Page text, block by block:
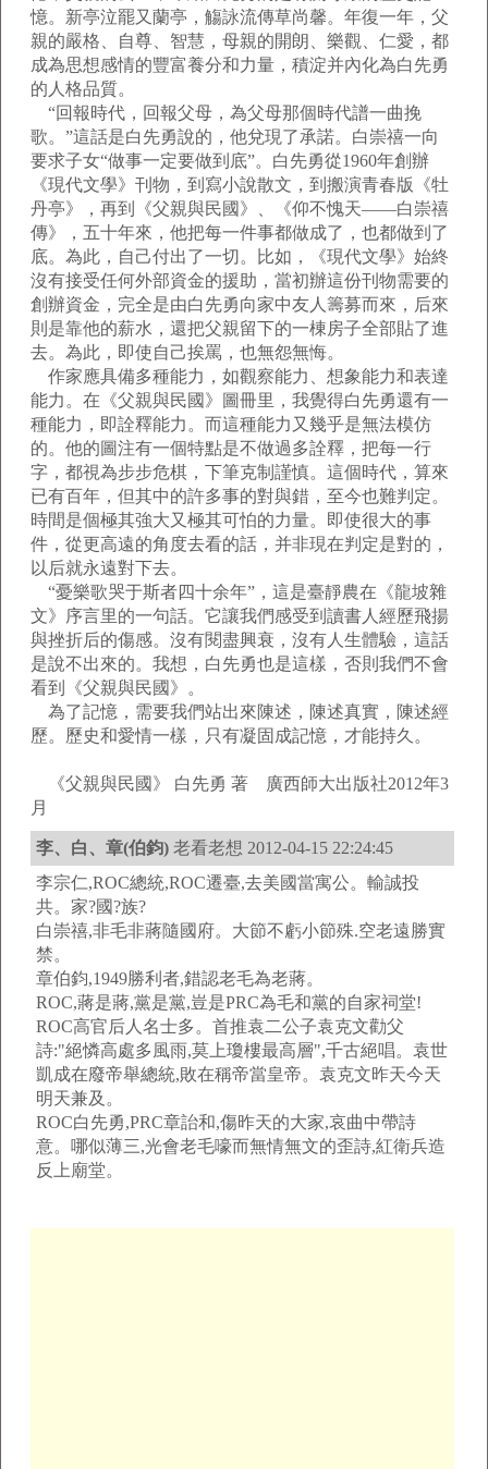
憶。新亭泣罷又蘭亭，觴詠流傳草尚馨。年復一年，父
親的嚴格、自尊、智慧，母親的開朗、樂觀、仁愛，都
成為思想感情的豐富養分和力量，積淀并內化為白先勇
的人格品質。
“回報時代，回報父母，為父母那個時代譜一曲挽
歌。”這話是白先勇說的，他兌現了承諾。白崇禧一向
要求子女“做事一定要做到底”。白先勇從1960年創辦
《現代文學》刊物，到寫小說散文，到搬演青春版《牡
丹亭》，再到《父親與民國》、《仰不愧天——白崇禧
傳》，五十年來，他把每一件事都做成了，也都做到了
底。為此，自己付出了一切。比如，《現代文學》始終
沒有接受任何外部資金的援助，當初辦這份刊物需要的
創辦資金，完全是由白先勇向家中友人籌募而來，后來
則是靠他的薪水，還把父親留下的一棟房子全部貼了進
去。為此，即使自己挨罵，也無怨無悔。
作家應具備多種能力，如觀察能力、想象能力和表達
能力。在《父親與民國》圖冊里，我覺得白先勇還有一
種能力，即詮釋能力。而這種能力又幾乎是無法模仿
的。他的圖注有一個特點是不做過多詮釋，把每一行
字，都視為步步危棋，下筆克制謹慎。這個時代，算來
已有百年，但其中的許多事的對與錯，至今也難判定。
時間是個極其強大又極其可怕的力量。即使很大的事
件，從更高遠的角度去看的話，并非現在判定是對的，
以后就永遠對下去。
“憂樂歌哭于斯者四十余年”，這是臺靜農在《龍坡雜
文》序言里的一句話。它讓我們感受到讀書人經歷飛揚
與挫折后的傷感。沒有閱盡興衰，沒有人生體驗，這話
是說不出來的。我想，白先勇也是這樣，否則我們不會
看到《父親與民國》。
為了記憶，需要我們站出來陳述，陳述真實，陳述經
歷。歷史和愛情一樣，只有凝固成記憶，才能持久。
《父親與民國》 白先勇 著 廣西師大出版社2012年3
月
李、白、章(伯鈞) 老看老想 2012-04-15 22:24:45
李宗仁,ROC總統,ROC遷臺,去美國當寓公。輸誠投
共。家?國?族?
白崇禧,非毛非蔣隨國府。大節不虧小節殊.空老遠勝實
禁。
章伯鈞,1949勝利者,錯認老毛為老蔣。
ROC,蔣是蔣,黨是黨,豈是PRC為毛和黨的自家祠堂!
ROC高官后人名士多。首推袁二公子袁克文勸父
詩:"絕憐高處多風雨,莫上瓊樓最高層",千古絕唱。袁世
凱成在廢帝舉總統,敗在稱帝當皇帝。袁克文昨天今天
明天兼及。
ROC白先勇,PRC章詒和,傷昨天的大家,哀曲中帶詩
意。哪似薄三,光會老毛嚎而無情無文的歪詩,紅衛兵造
反上廟堂。